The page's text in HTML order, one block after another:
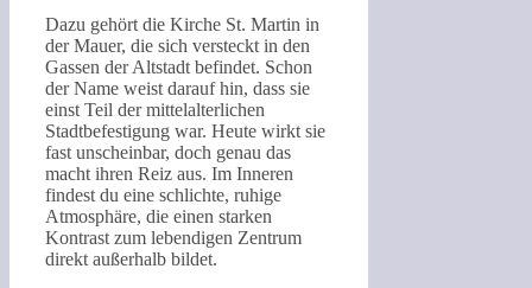
Dazu gehört die Kirche St. Martin in
der Mauer, die sich versteckt in den
Gassen der Altstadt befindet. Schon
der Name weist darauf hin, dass sie
einst Teil der mittelalterlichen
Stadtbefestigung war. Heute wirkt sie
fast unscheinbar, doch genau das
macht ihren Reiz aus. Im Inneren
findest du eine schlichte, ruhige
Atmosphäre, die einen starken
Kontrast zum lebendigen Zentrum
direkt außerhalb bildet.